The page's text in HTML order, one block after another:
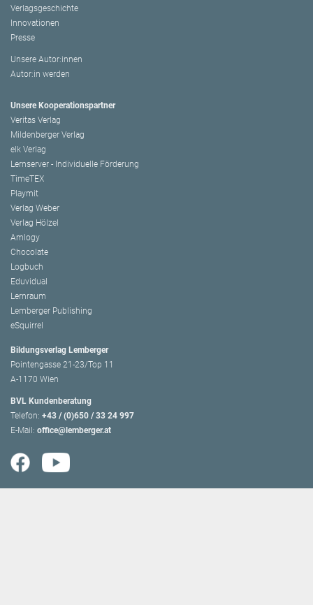
Verlagsgeschichte
Innovationen
Presse
Unsere Autor:innen
Autor:in werden
Unsere Kooperationspartner
Veritas Verlag
Mildenberger Verlag
elk Verlag
Lernserver - Individuelle Förderung
TimeTEX
Playmit
Verlag Weber
Verlag Hölzel
Amlogy
Chocolate
Logbuch
Eduvidual
Lernraum
Lemberger Publishing
eSquirrel
Bildungsverlag Lemberger
Pointengasse 21-23/Top 11
A-1170 Wien
BVL Kundenberatung
Telefon: +43 / (0)650 / 33 24 997
E-Mail: office@lemberger.at